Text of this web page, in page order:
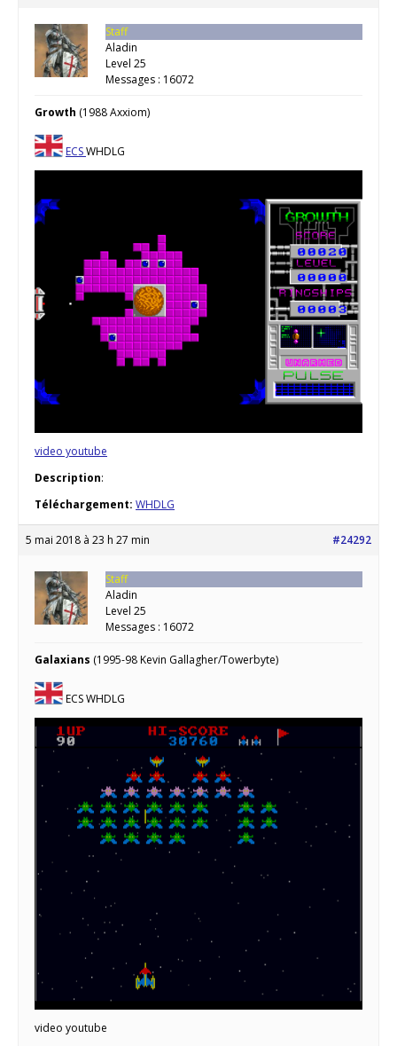
Staff
Aladin
Level 25
Messages : 16072
Growth (1988 Axxiom)
ECSWHDLG
video youtube
Description:
Téléchargement: WHDLG
5 mai 2018 à 23 h 27 min #24292
Staff
Aladin
Level 25
Messages : 16072
Galaxians (1995-98 Kevin Gallagher/Towerbyte)
ECS WHDLG
video youtube